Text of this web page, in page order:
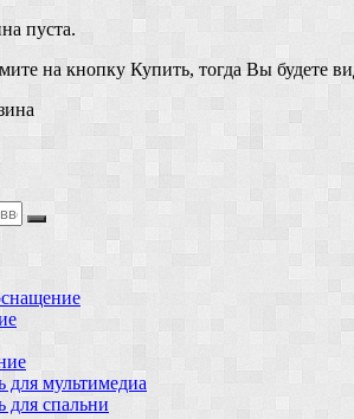
пуста.
на кнопку Купить, тогда Вы будете
для мультимедиа
для спальни